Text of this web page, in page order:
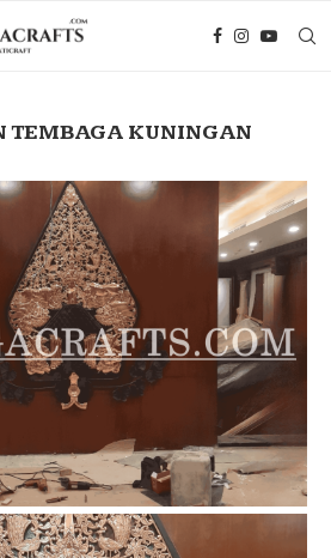
TEMBAGA KUNINGAN